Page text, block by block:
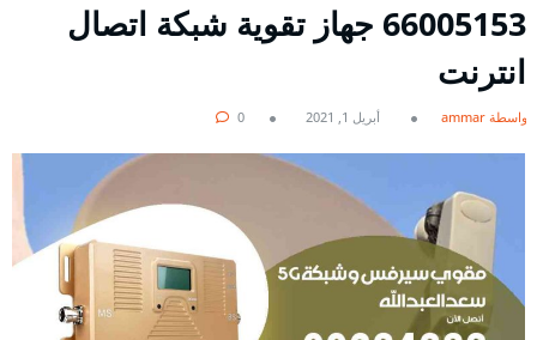
66005153 جهاز تقوية شبكة اتصال
انترنت
بواسطة ammar أبريل 1, 2021 0